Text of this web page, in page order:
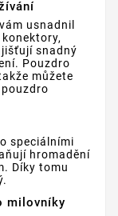
usnadnil
snadný
Pouzdro
můžete
speciálními
hromadění
Díky tomu
milovníky